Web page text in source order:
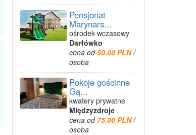
Pensjonat
Marynars...
ośrodek wczasowy
Darłówko
cena od50.00 PLN/
osoba
Pokoje gościnne
Gą...
kwatery prywatne
Międzyzdroje
cena od 75.00 PLN/
osoba